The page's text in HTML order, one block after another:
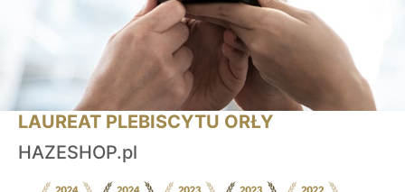
LAUREAT PLEBISCYTU ORŁY
HAZESHOP.pl